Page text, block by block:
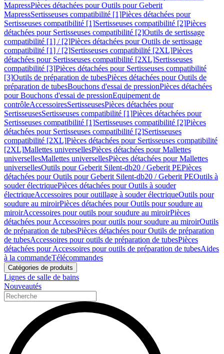
MapressPièces détachées pour Outils pour Geberit
MapressSertisseuses compatibilité [1]Pièces détachées pour
Sertisseuses compatibilité [1]Sertisseuses compatibilité [2]Pièces
détachées pour Sertisseuses compatibilité [2]Outils de sertissage
compatibilité [1] / [2]Pièces détachées pour Outils de sertissage
compatibilité [1] / [2]Sertisseuses compatibilité [2XL]Pièces
détachées pour Sertisseuses compatibilité [2XL]Sertisseuses
compatibilité [3]Pièces détachées pour Sertisseuses compatibilité
[3]Outils de préparation de tubesPièces détachées pour Outils de
préparation de tubesBouchons d'essai de pressionPièces détachées
pour Bouchons d'essai de pressionEquipement de
contrôleAccessoiresSertisseusesPièces détachées pour
SertisseusesSertisseuses compatibilité [1]Pièces détachées pour
Sertisseuses compatibilité [1]Sertisseuses compatibilité [2]Pièces
détachées pour Sertisseuses compatibilité [2]Sertisseuses
compatibilité [2XL]Pièces détachées pour Sertisseuses compatibilité
[2XL]Mallettes universellesPièces détachées pour Mallettes
universellesMallettes universellesPièces détachées pour Mallettes
universellesOutils pour Geberit Silent-db20 / Geberit PEPièces
détachées pour Outils pour Geberit Silent-db20 / Geberit PEOutils à
souder électriquePièces détachées pour Outils à souder
électriqueAccessoires pour outillage à souder électriqueOutils pour
soudure au miroirPièces détachées pour Outils pour soudure au
miroirAccessoires pour outils pour soudure au miroirPièces
détachées pour Accessoires pour outils pour soudure au miroirOutils
de préparation de tubesPièces détachées pour Outils de préparation
de tubesAccessoires pour outils de préparation de tubesPièces
détachées pour Accessoires pour outils de préparation de tubesAides
à la commandeTélécommandes
Catégories de produits
Lignes de salle de bains
Nouveautés